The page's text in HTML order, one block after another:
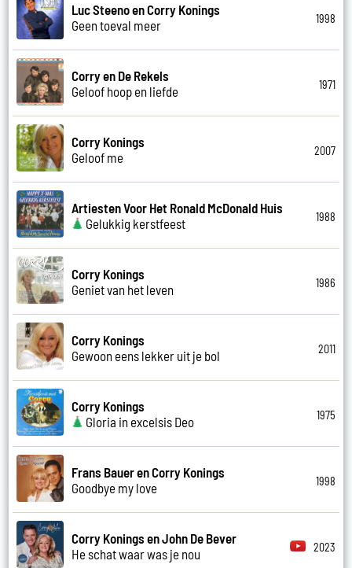
Luc Steeno en Corry Konings
Geen toeval meer
1998
Corry en De Rekels
Geloof hoop en liefde
1971
Corry Konings
Geloof me
2007
Artiesten Voor Het Ronald McDonald Huis
Gelukkig kerstfeest
1988
Corry Konings
Geniet van het leven
1986
Corry Konings
Gewoon eens lekker uit je bol
2011
Corry Konings
Gloria in excelsis Deo
1975
Frans Bauer en Corry Konings
Goodbye my love
1998
Corry Konings en John De Bever
He schat waar was je nou
2023